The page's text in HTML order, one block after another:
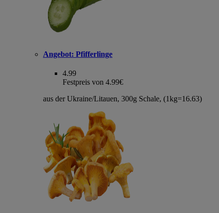
Angebot: Pfifferlinge
4.99
Festpreis von 4.99€
aus der Ukraine/Litauen, 300g Schale, (1kg=16.63)